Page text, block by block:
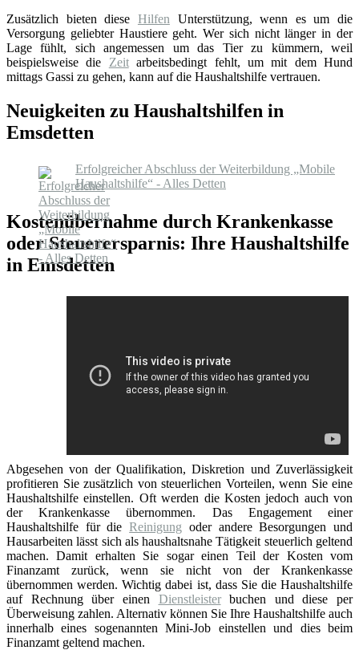
Zusätzlich bieten diese Hilfen Unterstützung, wenn es um die
Versorgung geliebter Haustiere geht. Wer sich nicht länger in der
Lage fühlt, sich angemessen um das Tier zu kümmern, weil
beispielsweise die Zeitarbeitsbedingt fehlt, um mit dem Hund
mittags Gassi zu gehen, kann auf die Haushaltshilfe vertrauen.
Neuigkeiten zu Haushaltshilfen in
Emsdetten
Erfolgreicher Abschluss der Weiterbildung „Mobile
Haushaltshilfe“ - Alles Detten
Kostenübernahme durch Krankenkasse
oder Steuerersparnis: Ihre Haushaltshilfe
in Emsdetten
Abgesehen von der Qualifikation, Diskretion und Zuverlässigkeit
profitieren Sie zusätzlich von steuerlichen Vorteilen, wenn Sie eine
Haushaltshilfe einstellen. Oft werden die Kosten jedoch auch von
der Krankenkasse übernommen. Das Engagement einer
Haushaltshilfe für dieReinigung oder andere Besorgungen und
Hausarbeiten lässt sich als haushaltsnahe Tätigkeit steuerlich geltend
machen. Damit erhalten Sie sogar einen Teil der Kosten vom
Finanzamt zurück, wenn sie nicht von der Krankenkasse
übernommen werden. Wichtig dabei ist, dass Sie die Haushaltshilfe
auf Rechnung über einen Dienstleisterbuchen und diese per
Überweisung zahlen. Alternativ können Sie Ihre Haushaltshilfe auch
innerhalb eines sogenannten Mini-Job einstellen und dies beim
Finanzamt geltend machen.